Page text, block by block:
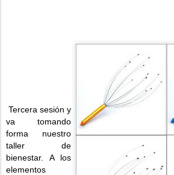
Tercera sesión y
va tomando
forma nuestro
taller de
bienestar. A los
elementos